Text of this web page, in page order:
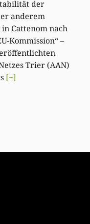
der
anderem
in Cattenom nach
Kommission“ –
Trier (AAN)
[+]